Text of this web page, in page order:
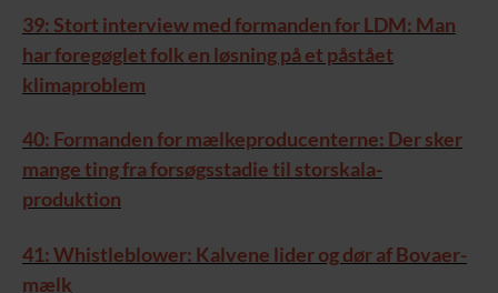
39: Stort interview med formanden for LDM: Man
har foregøglet folk en løsning på et påstået
klimaproblem
40: Formanden for mælkeproducenterne: Der sker
mange ting fra forsøgsstadie til storskala-
produktion
41: Whistleblower: Kalvene lider og dør af Bovaer-
mælk